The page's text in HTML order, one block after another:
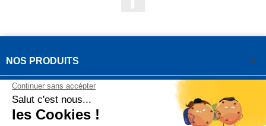
NOS PRODUITS 
NOTRE SOCIÉTÉ
VOTRE COMPTE